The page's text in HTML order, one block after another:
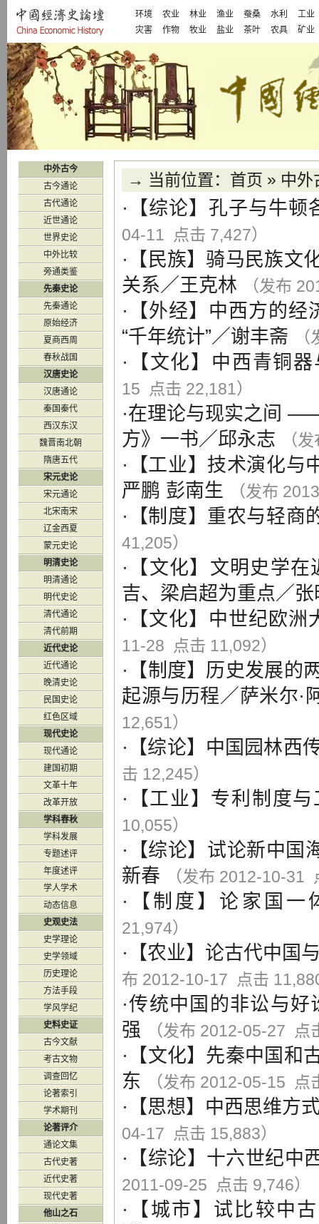
环境 农业 林业 渔业 蚕桑 水利
工业
灾害
作物 牧业 盐业 茶叶 农具 矿业
→ 当前位置： 首页 » 中外
·【综论】 孔子与牛顿
04-11 点击 7,427）
·【 民族】 骑马民族文
关系／王克林 （发布
·【外经】 中西方的经
“千年统计”／谢丰斋
·【 文化 】 中西青铜
15 点击 22,181）
·在理论与现实之间
方》一书／邱永志 （
·【工业】 技术演化与
严鹏 彭南生 （发布
·【制度】 重农与轻商
41,205）
·【 文化】 文明史学
吉、梁启超为重点／张
·【文化】 中世纪欧洲
11-28 点击 11,092）
·【制度】 历史发展的
起源与历程／萨米尔·
12,651）
·【综论】 中国园林西
击 12,245）
·【工业 】 专利制度
10,055）
·【综论】 试论新中国
新春
（发布 2012-10-31
·【 制度 】 论家国一
21,974）
·【农业】 论古代中国
布 2012-10-17 点击
·传统中国的非讼与
强
（发布 2012-05-27 点
·【文化】 先秦中国和
东
（发布 2012-05-15 点
·【思想】 中西思维方
04-17 点击 15,883）
·【综论】 十六世纪中
2011-09-25 点击 9,746）
·【 城市 】 试比较中
中外古今
古今通论
古代通论
近世通论
世界史论
中外比较
旁通类鉴
先秦史论
先秦通论
原始经济
夏商西周
春秋战国
汉唐史论
汉唐通论
秦国秦代
西汉东汉
魏晋南北朝
隋唐五代
宋元史论
宋元通论
北宋南宋
辽金西夏
蒙元史论
明清史论
明清通论
明代史论
清代通论
清代前期
近代史论
近代通论
晚清史论
民国史论
红色区域
现代史论
现代通论
建国初期
文革十年
改革开放
学科春秋
学科发展
专题述评
年度述评
学人学术
动态信息
史观史法
史学理论
史学领域
历史理论
方法手段
学风学纪
史料史证
古今文献
考古文物
调查回忆
论著索引
学术期刊
论著评介
通论文集
古代史著
近代史著
现代史著
他山之石